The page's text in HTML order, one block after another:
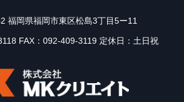
福岡県福岡市東区松島3丁目5ー11
FAX：092-409-3119 定休日：土日祝